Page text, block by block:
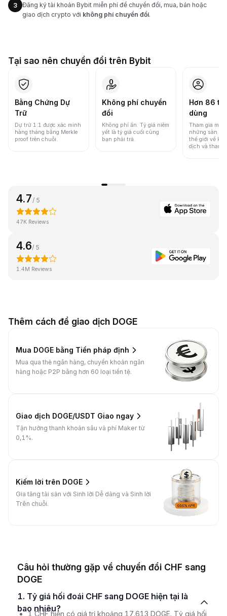
3
Đăng ký tài khoản Bybit miễn phí để chuyển đổi, mua, bán hoặc
giao dịch crypto với không phí chuyển đổi.
Tại sao nên chuyển đổi trên Bybit
Bằng Chứng Dự
Trữ
Dự trữ 1:1 được xác minh
hàng tháng bằng Merkle
proof trên chuỗi.
Không phí chuyển
đổi
Không phí ẩn. Tỷ giá niêm
yết là tỷ giá cuối cùng
bạn phải trả.
Hơn 86
dùng
Tham gia một
những sàn
thế giới về
dịch và thanh
4.7 / 5
47K Reviews
4.6/ 5
1.4M Reviews
Thêm cách để giao dịch DOGE
Mua DOGE bằng Tiền pháp định
Mua qua thẻ ngân hàng, chuyển khoản ngân
hàng hoặc P2P bằng hơn 60 loại tiền tệ.
Giao dịch DOGE/USDT Giao ngay
Tận hưởng thanh khoản sâu và phí Maker từ
0,1%.
Kiếm lời trên DOGE
Gia tăng tài sản với Sinh lời Dễ dàng và Sinh lời
Trên chuỗi.
Câu hỏi thường gặp về chuyển đổi CHF sang
DOGE
1. Tỷ giá hối đoái CHF sang DOGE hiện tại là
bao nhiêu?
1 CHF hiện có giá trị khoảng 17.613 DOGE. Tỷ giá hối